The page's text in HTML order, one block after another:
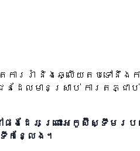
ាររាំ និងឆ្លើយតបទៅនឹ
ែលមានស្រាប់ ការតភ្ជ
ដែរ ព្រោះអេកូស៊ីស្ទឹមរប
កន្លែង។